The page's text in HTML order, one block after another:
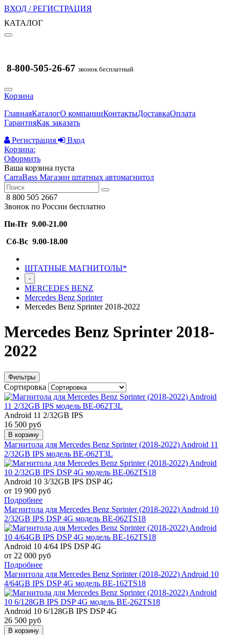
ВХОД / РЕГИСТРАЦИЯ
КАТАЛОГ
8-800-505-26-67 звонок бесплатный
Корзина
ГлавнаяКаталогО компанииКонтактыДоставкаОплата
ГарантияКак заказать
Регистрация
Вход
Корзина:
Оформить
Ваша корзина пуста
CarraBass Магазин штатных автомагнитол
8 800 505 2667
Звонок по России бесплатно
Пн-Пт 9.00-21.00
Сб-Вс 9.00-18.00
ШТАТНЫЕ МАГНИТОЛЫ*
-
MERCEDES BENZ
Mercedes Benz Sprinter
Mercedes Benz Sprinter 2018-2022
Mercedes Benz Sprinter 2018-
2022
Фильтры
Сортировка
Android 11 2/32GB IPS
16 500 руб
В корзину
Магнитола для Mercedes Benz Sprinter (2018-2022) Android 11
2/32GB IPS модель BE-062T3L
Android 10 3/32GB IPS DSP 4G
от 19 900 руб
Подробнее
Магнитола для Mercedes Benz Sprinter (2018-2022) Android 10
2/32GB IPS DSP 4G модель BE-062TS18
Android 10 4/64 IPS DSP 4G
от 22 000 руб
Подробнее
Магнитола для Mercedes Benz Sprinter (2018-2022) Android 10
4/64GB IPS DSP 4G модель BE-162TS18
Android 10 6/128GB IPS DSP 4G
26 500 руб
В корзину